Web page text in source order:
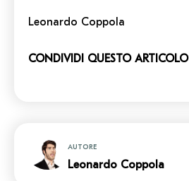
Leonardo Coppola
CONDIVIDI QUESTO ARTICOLO
AUTORE
Leonardo Coppola